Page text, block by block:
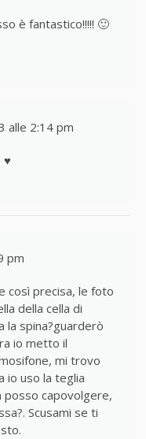
è fantastico!!!!! 🙂
alle 2:14 pm
♥
pm
così precisa, le foto
della cella di
la spina?guarderò
io metto il
mi trovo
io uso la teglia
posso capovolgere,
Scusami se ti